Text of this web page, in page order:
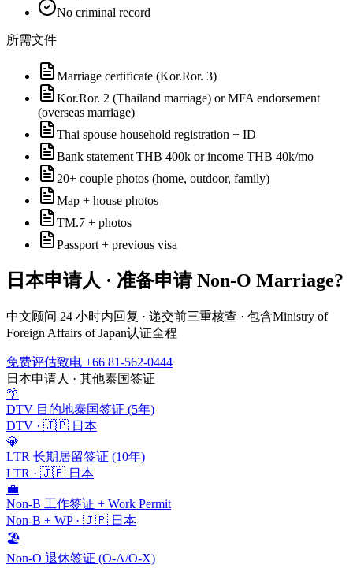
No criminal record
所需文件
Marriage certificate (Kor.Ror. 3)
Kor.Ror. 2 (Thailand marriage) or MFA endorsement
(overseas marriage)
Thai spouse household registration + ID
Bank statement THB 400k or income THB 40k/mo
20+ couple photos (home, outdoor, family)
Map + house photos
TM.7 + photos
Passport + previous visa
日本申请人 · 准备申请Non-O Marriage?
中文顾问 24 小时内回复 · 递交前三重核查 · 包含Ministry of
Foreign Affairs of Japan认证全程
免费评估致电 +66 81-562-0444
日本申请人 · 其他泰国签证
🌴
DTV 目的地泰国签证 (5年)
DTV · 🇯🇵 日本
💎
LTR 长期居留签证 (10年)
LTR · 🇯🇵 日本
💼
Non-B 工作签证 + Work Permit
Non-B + WP· 🇯🇵 日本
🏖️
Non-O 退休签证 (O-A/O-X)